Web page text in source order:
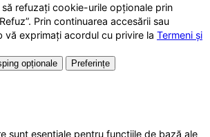
să refuzați cookie-urile opționale prin
Prin continuarea accesării sau
vă exprimați acordul cu privire la Termeni și
opționale
Preferințe
sunt esențiale pentru funcțiile de bază ale